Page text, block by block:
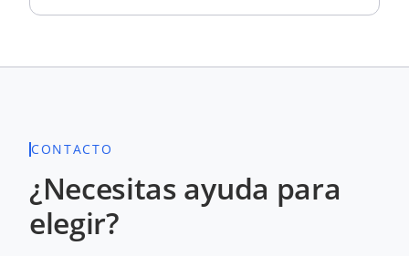
CONTACTO
¿Necesitas ayuda para
elegir?